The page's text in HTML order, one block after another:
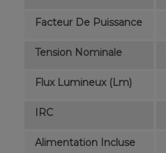
Facteur De Puissance
Tension Nominale
Flux Lumineux (lm)
IRC
Alimentation Incluse